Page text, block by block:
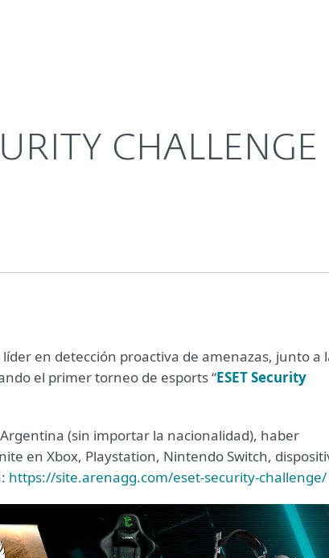
CHALLENGE
en detección proactiva de amenazas, junto a
el primer torneo de esports “ESET Security
(sin importar la nacionalidad), haber
en Xbox, Playstation, Nintendo Switch,
https://site.arenagg.com/eset-security-challenge/